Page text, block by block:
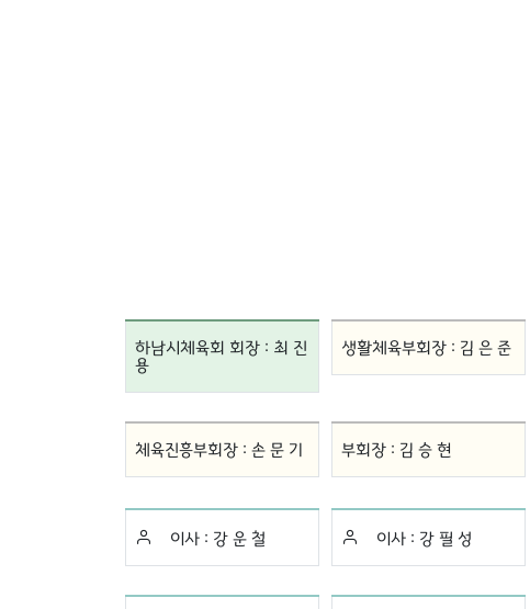
하남시체육회 회장 : 최 진
용
생활체육부회장 : 김 은 준
체육진흥부회장 : 손 문 기 부회장 : 김 승 현
이사 : 강 운 철 이사 : 강 필 성